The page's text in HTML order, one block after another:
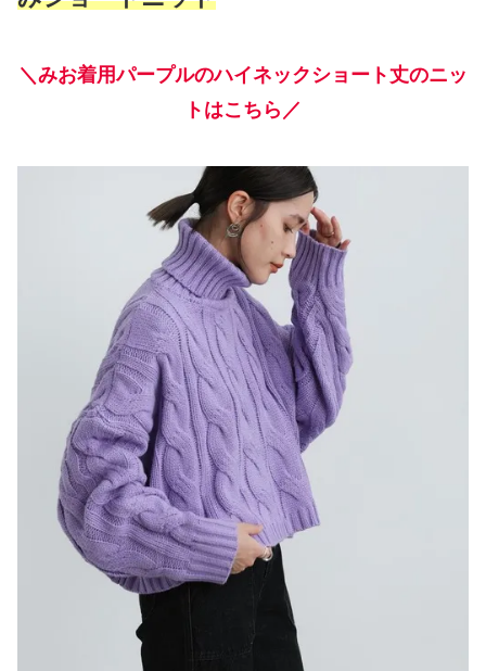
＼みお着用パープルのハイネックショート丈のニッ
トはこちら／